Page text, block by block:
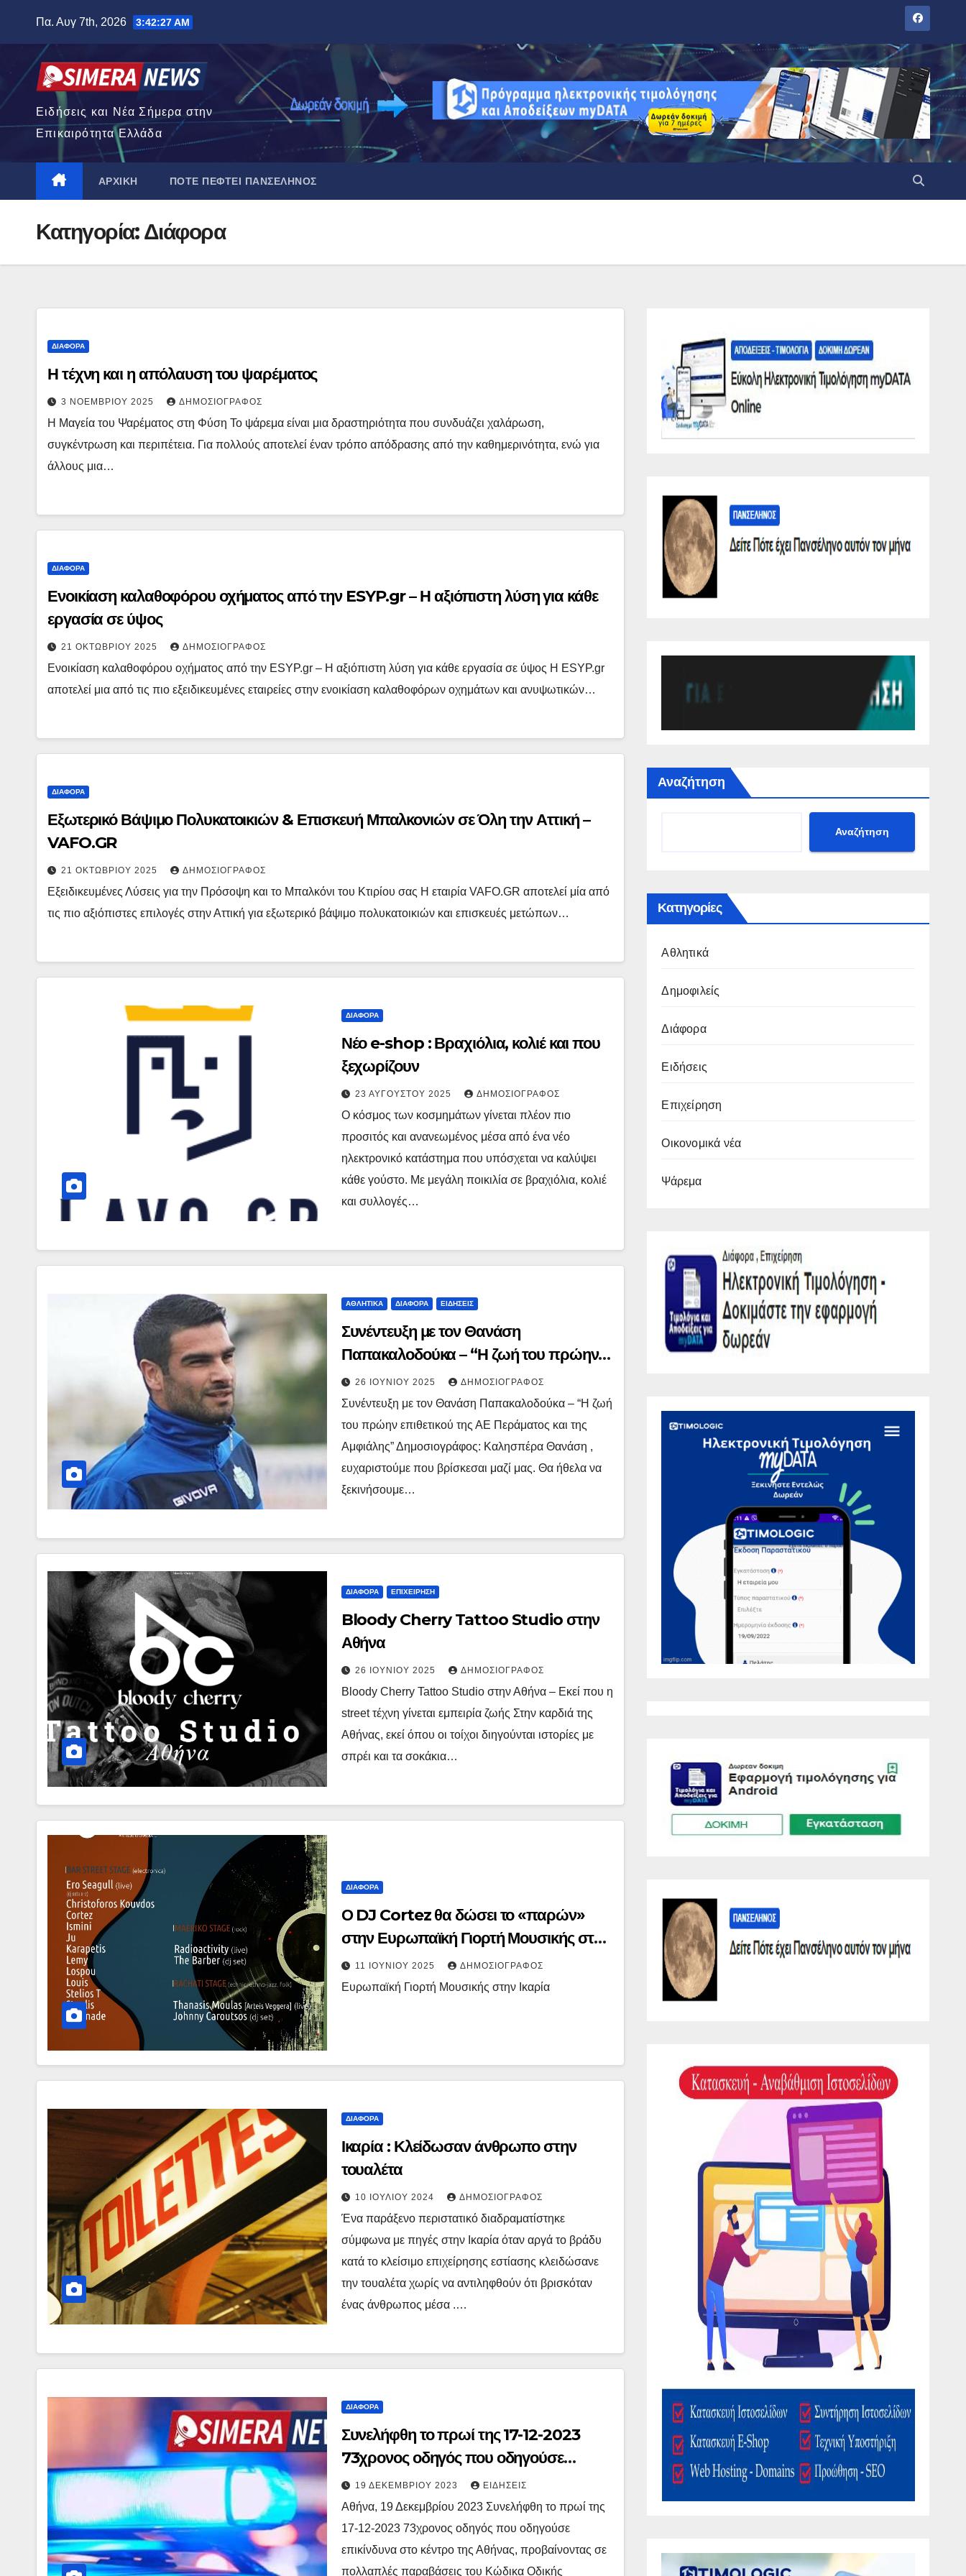
περιεχόμενο
Πα. Αυγ 7th, 2026 3:42:28 AM
Ειδήσεις και Νέα Σήμερα στην
Επικαιρότητα Ελλάδα
ΑΡΧΙΚΉ ΠΌΤΕ ΠΈΦΤΕΙ ΠΑΝΣΈΛΗΝΟΣ
Κατηγορία:Διάφορα
ΔΙΆΦΟΡΑ
Η τέχνη και η απόλαυση του ψαρέματος
3 ΝΟΕΜΒΡΊΟΥ 2025 ΔΗΜΟΣΙΟΓΡΆΦΟΣ
Η Μαγεία του Ψαρέματος στη Φύση Το ψάρεμα είναι μια δραστηριότητα που συνδυάζει χαλάρωση,
συγκέντρωση και περιπέτεια. Για πολλούς αποτελεί έναν τρόπο απόδρασης από την καθημερινότητα, ενώ για
άλλους μια…
ΔΙΆΦΟΡΑ
Ενοικίαση καλαθοφόρου οχήματος από την ESYP.gr – Η αξιόπιστη λύση για κάθε
εργασία σε ύψος
21 ΟΚΤΩΒΡΊΟΥ 2025 ΔΗΜΟΣΙΟΓΡΆΦΟΣ
Ενοικίαση καλαθοφόρου οχήματος από την ESYP.gr – Η αξιόπιστη λύση για κάθε εργασία σε ύψος Η ESYP.gr
αποτελεί μια από τις πιο εξειδικευμένες εταιρείες στην ενοικίαση καλαθοφόρων οχημάτων και ανυψωτικών…
ΔΙΆΦΟΡΑ
Εξωτερικό Βάψιμο Πολυκατοικιών & Επισκευή Μπαλκονιών σε Όλη την Αττική –
VAFO.GR
21 ΟΚΤΩΒΡΊΟΥ 2025 ΔΗΜΟΣΙΟΓΡΆΦΟΣ
Εξειδικευμένες Λύσεις για την Πρόσοψη και το Μπαλκόνι του Κτιρίου σας Η εταιρία VAFO.GR αποτελεί μία από
τις πιο αξιόπιστες επιλογές στην Αττική για εξωτερικό βάψιμο πολυκατοικιών και επισκευές μετώπων…
ΔΙΆΦΟΡΑ
Νέο e-shop : Βραχιόλια, κολιέ και που
ξεχωρίζουν
23 ΑΥΓΟΎΣΤΟΥ 2025 ΔΗΜΟΣΙΟΓΡΆΦΟΣ
Ο κόσμος των κοσμημάτων γίνεται πλέον πιο
προσιτός και ανανεωμένος μέσα από ένα νέο
ηλεκτρονικό κατάστημα που υπόσχεται να καλύψει
κάθε γούστο. Με μεγάλη ποικιλία σε βραχιόλια, κολιέ
και συλλογές…
ΑΘΛΗΤΙΚΆ ΔΙΆΦΟΡΑ ΕΙΔΉΣΕΙΣ
Συνέντευξη με τον Θανάση
Παπακαλοδούκα – “Η ζωή του πρώην
επιθετικού της ΑΕ Περάματος και της
Αμφιάλης”
26 ΙΟΥΝΊΟΥ 2025 ΔΗΜΟΣΙΟΓΡΆΦΟΣ
Συνέντευξη με τον Θανάση Παπακαλοδούκα – “Η ζωή
του πρώην επιθετικού της ΑΕ Περάματος και της
Αμφιάλης” Δημοσιογράφος: Καλησπέρα Θανάση ,
ευχαριστούμε που βρίσκεσαι μαζί μας. Θα ήθελα να
ξεκινήσουμε…
ΔΙΆΦΟΡΑ ΕΠΙΧΕΊΡΗΣΗ
Bloody Cherry Tattoo Studio στην
Αθήνα
26 ΙΟΥΝΊΟΥ 2025 ΔΗΜΟΣΙΟΓΡΆΦΟΣ
Bloody Cherry Tattoo Studio στην Αθήνα – Εκεί που η
street τέχνη γίνεται εμπειρία ζωής Στην καρδιά της
Αθήνας, εκεί όπου οι τοίχοι διηγούνται ιστορίες με
σπρέι και τα σοκάκια…
ΔΙΆΦΟΡΑ
Ο DJ Cortez θα δώσει το «παρών»
στην Ευρωπαϊκή Γιορτή Μουσικής στην
Ικαρία
11 ΙΟΥΝΊΟΥ 2025 ΔΗΜΟΣΙΟΓΡΆΦΟΣ
Ευρωπαϊκή Γιορτή Μουσικής στην Ικαρία
ΔΙΆΦΟΡΑ
Ικαρία : Κλείδωσαν άνθρωπο στην
τουαλέτα
10 ΙΟΥΛΊΟΥ 2024 ΔΗΜΟΣΙΟΓΡΆΦΟΣ
Ένα παράξενο περιστατικό διαδραματίστηκε
σύμφωνα με πηγές στην Ικαρία όταν αργά το βράδυ
κατά το κλείσιμο επιχείρησης εστίασης κλειδώσανε
την τουαλέτα χωρίς να αντιληφθούν ότι βρισκόταν
ένας άνθρωπος μέσα .…
ΔΙΆΦΟΡΑ
Συνελήφθη το πρωί της 17-12-2023
73χρονος οδηγός που οδηγούσε
επικίνδυνα στο κέντρο της Αθήνας,
προβαίνοντας σε πολλαπλές
παραβάσεις του Κώδικα Οδικής
Κυκλοφορίας
19 ΔΕΚΕΜΒΡΊΟΥ 2023 ΕΙΔΉΣΕΙΣ
Αθήνα, 19 Δεκεμβρίου 2023 Συνελήφθη το πρωί της
17-12-2023 73χρονος οδηγός που οδηγούσε
επικίνδυνα στο κέντρο της Αθήνας, προβαίνοντας σε
πολλαπλές παραβάσεις του Κώδικα Οδικής
Αναζήτηση
Αναζήτηση
Κατηγορίες
Αθλητικά
Δημοφιλείς
Διάφορα
Ειδήσεις
Επιχείρηση
Οικονομικά νέα
Ψάρεμα